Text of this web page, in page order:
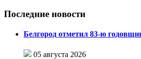
Последние новости
Белгород отметил 83-ю
05 августа 2026